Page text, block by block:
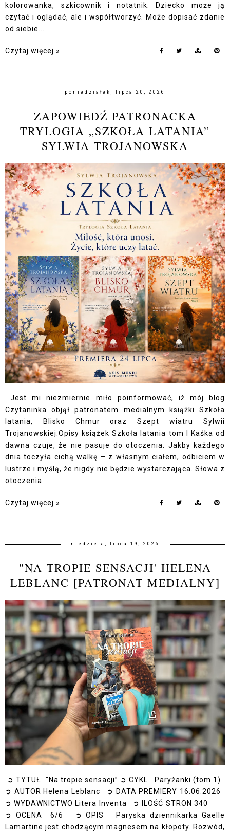
kolorowanka, szkicownik i notatnik. Dziecko może ją
czytać i oglądać, ale i współtworzyć. Może dopisać zdanie
od siebie...
Czytaj więcej »
poniedziałek, lipca 20, 2026
ZAPOWIEDŹ PATRONACKA
TRYLOGIA „SZKOŁA LATANIA”
SYLWIA TROJANOWSKA
Jest mi niezmiernie miło poinformować, iż mój blog
Czytaninka objął patronatem medialnym książki Szkoła
latania, Blisko Chmur oraz Szept wiatru Sylwii
Trojanowskiej.Opisy książek Szkoła latania tom I Kaśka od
dawna czuje, że nie pasuje do otoczenia. Jakby każdego
dnia toczyła cichą walkę – z własnym ciałem, odbiciem w
lustrze i myślą, że nigdy nie będzie wystarczająca. Słowa z
otoczenia...
Czytaj więcej »
niedziela, lipca 19, 2026
"NA TROPIE SENSACJI' HELENA
LEBLANC [PATRONAT MEDIALNY]
➲ TYTUŁ "Na tropie sensacji” ➲ CYKL Paryżanki (tom 1)
➲ AUTOR Helena Leblanc ➲ DATA PREMIERY 16.06.2026
➲ WYDAWNICTWO Litera Inventa ➲ ILOŚĆ STRON 340
➲ OCENA 6/6 ➲ OPIS Paryska dziennikarka Gaëlle
Lamartine jest chodzącym magnesem na kłopoty. Rozwód,